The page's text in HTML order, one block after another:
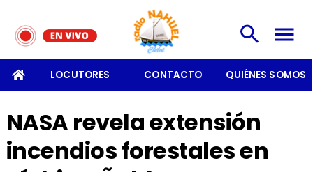
LOCUTORES CONTACTO QUIÉNES SOMOS
NASA revela extensión
incendios forestales en